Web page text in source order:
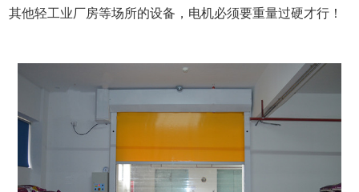
其他轻工业厂房等场所的设备，电机必须要重量过硬才行！